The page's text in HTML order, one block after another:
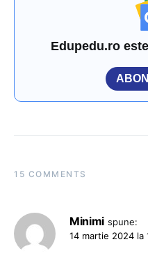
Edupedu.ro
15 COMMENTS
Minimi spune:
14 martie 2024 la